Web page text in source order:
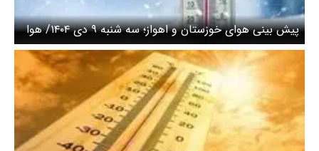
پیش بینی هوای خوزستان و اهواز؛ سه شنبه ۹ دی ۱۴۰۴/ هوا
۸ درجه سردتر می شود